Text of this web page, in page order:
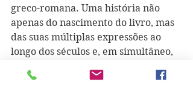
greco-romana. Uma história não
apenas do nascimento do livro, mas
das suas múltiplas expressões ao
longo dos séculos e, em simultâneo,
variados espaços, pelas mais